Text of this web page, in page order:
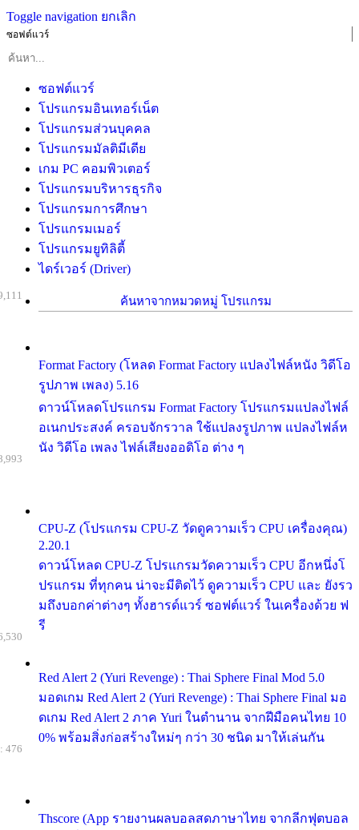
Toggle navigation ยกเลิก
ซอฟต์แวร์
ซอฟต์แวร์
โปรแกรมอินเทอร์เน็ต
โปรแกรมส่วนบุคคล
โปรแกรมมัลติมีเดีย
เกม PC คอมพิวเตอร์
โปรแกรมบริหารธุรกิจ
โปรแกรมการศึกษา
โปรแกรมเมอร์
โปรแกรมยูทิลิตี้
ไดร์เวอร์ (Driver)
ค้นหาจากหมวดหมู่ โปรแกรม
Format Factory (โหลด Format Factory แปลงไฟล์หนัง วิดีโอ
รูปภาพ เพลง) 5.16
ดาวน์โหลดโปรแกรม Format Factory โปรแกรมแปลงไฟล์
อเนกประสงค์ ครอบจักรวาล ใช้แปลงรูปภาพ แปลงไฟล์ห
นัง วิดีโอ เพลง ไฟล์เสียงออดิโอ ต่าง ๆ
CPU-Z (โปรแกรม CPU-Z วัดดูความเร็ว CPU เครื่องคุณ)
2.20.1
ดาวน์โหลด CPU-Z โปรแกรมวัดความเร็ว CPU อีกหนึ่งโ
ปรแกรม ที่ทุกคน น่าจะมีติดไว้ ดูความเร็ว CPU และ ยังรว
มถึงบอกค่าต่างๆ ทั้งฮารด์แวร์ ซอฟต์แวร์ ในเครื่องด้วย ฟ
รี
Red Alert 2 (Yuri Revenge) : Thai Sphere Final Mod 5.0
มอดเกม Red Alert 2 (Yuri Revenge) : Thai Sphere Final มอ
ดเกม Red Alert 2 ภาค Yuri ในตำนาน จากฝีมือคนไทย 10
0% พร้อมสิ่งก่อสร้างใหม่ๆ กว่า 30 ชนิด มาให้เล่นกัน
Thscore (App รายงานผลบอลสดภาษาไทย จากลีกฟุตบอล
476